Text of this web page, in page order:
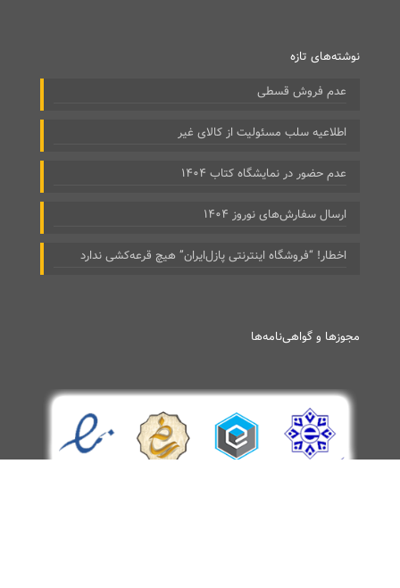
نوشته‌های تازه
عدم فروش قسطی
اطلاعیه سلب مسئولیت از کالای غیر
عدم حضور در نمایشگاه کتاب ۱۴۰۴
ارسال سفارش‌های نوروز ۱۴۰۴
اخطار! “فروشگاه اینترنتی پازل‌ایران” هیچ قرعه‌کشی ندارد
مجوزها و گواهی‌نامه‌ها